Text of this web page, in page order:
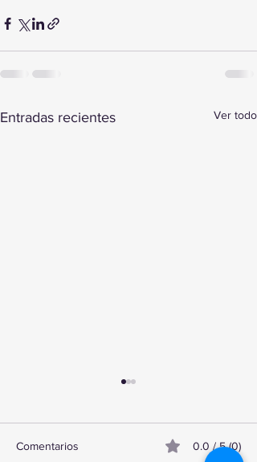
Entradas recientes Ver todo
Comentarios 0.0 / 5 (0)